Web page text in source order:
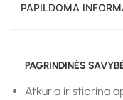
PAPILDOMA
PAGRINDINĖS
Atkuria ir stiprina